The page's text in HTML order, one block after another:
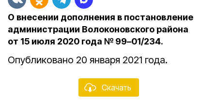
О внесении дополнения в постановление
администрации Волоконовского района
от 15 июля 2020 года № 99–01/234.
Опубликовано 20 января 2021 года.
Скачать